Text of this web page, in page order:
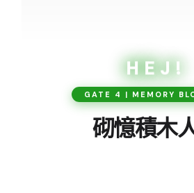
HEJ!
GATE 4 | MEMORY
砌憶積木